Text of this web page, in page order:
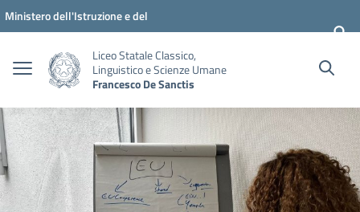
Vai ai contenuti
Vai al menu di navigazione
Vai al footer
Ministero dell'Istruzione e del
Liceo Statale Classico,
Linguistico e Scienze Umane
Francesco De Sanctis